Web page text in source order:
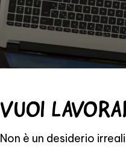
VUOI
Non è un desiderio